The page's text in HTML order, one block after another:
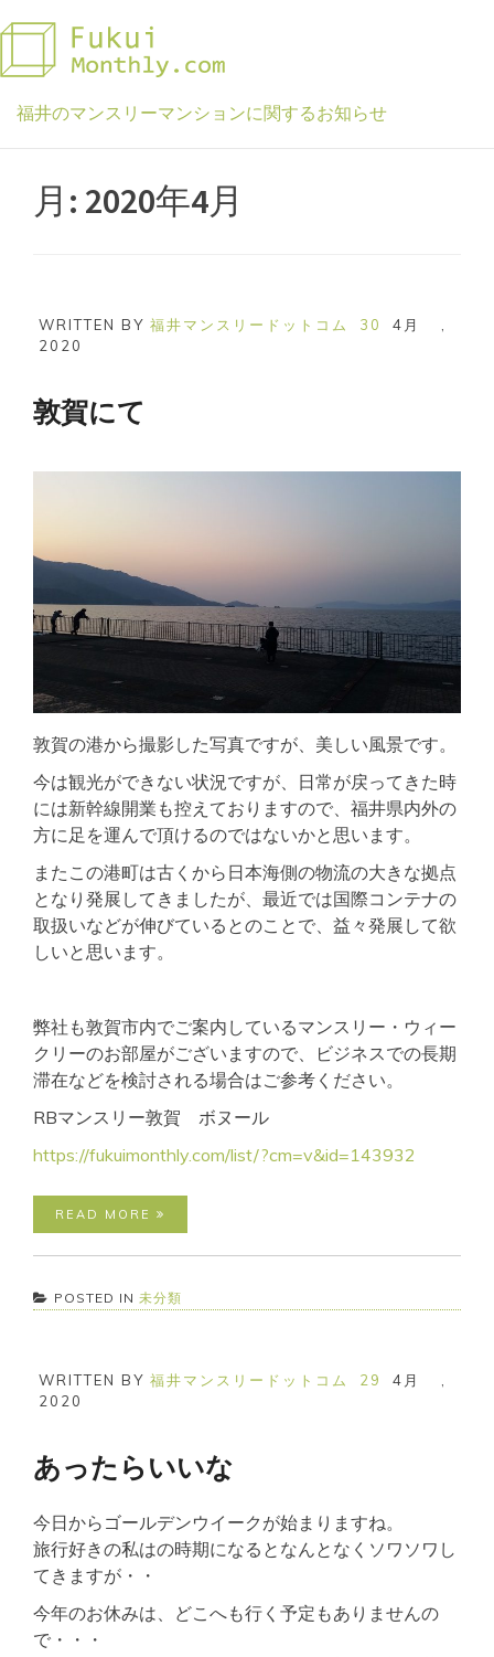
to
content
福井のマンスリーマンションに関するお知らせ
月: 2020年4月
WRITTEN BY 福井マンスリードットコム 30 4月
,
2020
敦賀にて
敦賀の港から撮影した写真ですが、美しい風景です。
今は観光ができない状況ですが、日常が戻ってきた時
には新幹線開業も控えておりますので、福井県内外の
方に足を運んで頂けるのではないかと思います。
またこの港町は古くから日本海側の物流の大きな拠点
となり発展してきましたが、最近では国際コンテナの
取扱いなどが伸びているとのことで、益々発展して欲
しいと思います。
弊社も敦賀市内でご案内しているマンスリー・ウィー
クリーのお部屋がございますので、ビジネスでの長期
滞在などを検討される場合はご参考ください。
RBマンスリー敦賀 ボヌール
https://fukuimonthly.com/list/?cm=v&id=143932
READ MORE
POSTED IN 未分類
WRITTEN BY 福井マンスリードットコム 29 4月
2020
あったらいいな
今日からゴールデンウイークが始まりますね。
旅行好きの私はの時期になるとなんとなくソワソワし
てきますが・・
今年のお休みは、どこへも行く予定もありませんの
で・・・